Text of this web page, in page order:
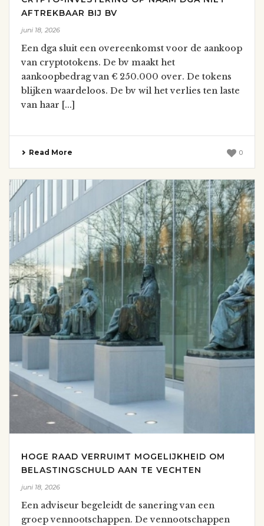
AFTREKBAAR BIJ BV
juni 18, 2026
Een dga sluit een overeenkomst voor de aankoop
van cryptotokens. De bv maakt het
aankoopbedrag van € 250.000 over. De tokens
blijken waardeloos. De bv wil het verlies ten laste
van haar [...]
Read More 0
HOGE RAAD VERRUIMT MOGELIJKHEID OM
BELASTINGSCHULD AAN TE VECHTEN
juni 18, 2026
Een adviseur begeleidt de sanering van een
groep vennootschappen. De vennootschappen